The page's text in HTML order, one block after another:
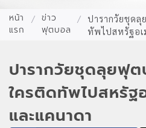
หน้า
แรก
/ ข่าว
ฟุตบอล
/
ปารากวัยชุดลุ
ทัพไปสหรัฐอเ
ปารากวัยชุดลุยฟุ
ใครติดทัพไปสหรัฐ
และแคนาดา